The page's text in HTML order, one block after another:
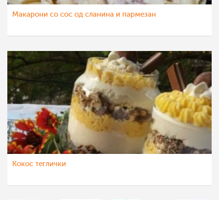
Макарони со сос од сланина и пармезан
Кокос теглички